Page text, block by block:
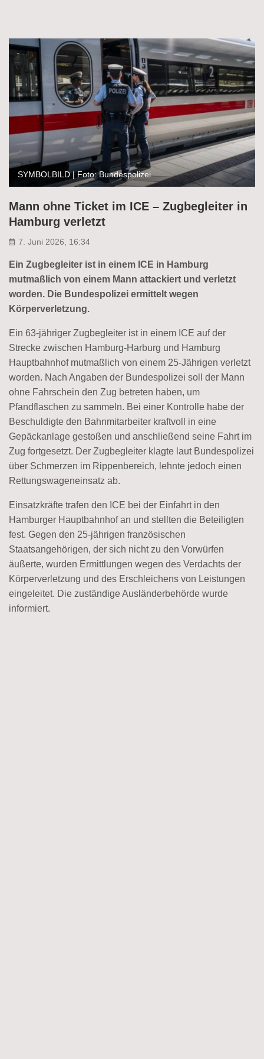
SYMBOLBILD | Foto: Bundespolizei
Mann ohne Ticket im ICE – Zugbegleiter in
Hamburg verletzt
7. Juni 2026, 16:34
Ein Zugbegleiter ist in einem ICE in Hamburg
mutmaßlich von einem Mann attackiert und verletzt
worden. Die Bundespolizei ermittelt wegen
Körperverletzung.
Ein 63-jähriger Zugbegleiter ist in einem ICE auf der
Strecke zwischen Hamburg-Harburg und Hamburg
Hauptbahnhof mutmaßlich von einem 25-Jährigen verletzt
worden. Nach Angaben der Bundespolizei soll der Mann
ohne Fahrschein den Zug betreten haben, um
Pfandflaschen zu sammeln. Bei einer Kontrolle habe der
Beschuldigte den Bahnmitarbeiter kraftvoll in eine
Gepäckanlage gestoßen und anschließend seine Fahrt im
Zug fortgesetzt. Der Zugbegleiter klagte laut Bundespolizei
über Schmerzen im Rippenbereich, lehnte jedoch einen
Rettungswageneinsatz ab.
Einsatzkräfte trafen den ICE bei der Einfahrt in den
Hamburger Hauptbahnhof an und stellten die Beteiligten
fest. Gegen den 25-jährigen französischen
Staatsangehörigen, der sich nicht zu den Vorwürfen
äußerte, wurden Ermittlungen wegen des Verdachts der
Körperverletzung und des Erschleichens von Leistungen
eingeleitet. Die zuständige Ausländerbehörde wurde
informiert.